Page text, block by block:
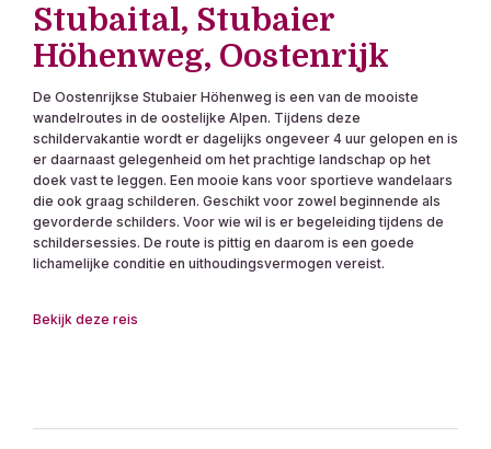
Stubaital, Stubaier
Höhenweg, Oostenrijk
De Oostenrijkse Stubaier Höhenweg is een van de mooiste
wandelroutes in de oostelijke Alpen. Tijdens deze
schildervakantie wordt er dagelijks ongeveer 4 uur gelopen en is
er daarnaast gelegenheid om het prachtige landschap op het
doek vast te leggen. Een mooie kans voor sportieve wandelaars
die ook graag schilderen. Geschikt voor zowel beginnende als
gevorderde schilders. Voor wie wil is er begeleiding tijdens de
schildersessies. De route is pittig en daarom is een goede
lichamelijke conditie en uithoudingsvermogen vereist.
Bekijk deze reis